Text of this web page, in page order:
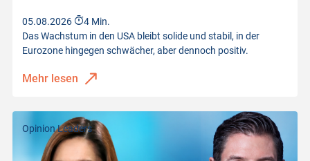
05.08.2026
4 Min.
Das Wachstum in den USA bleibt solide und stabil, in der
Eurozone hingegen schwächer, aber dennoch positiv.
Mehr lesen
Opinion Leaders